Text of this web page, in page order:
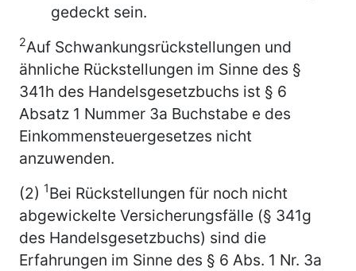
gedeckt sein.
2Auf Schwankungsrückstellungen und
ähnliche Rückstellungen im Sinne des §
341h des Handelsgesetzbuchs ist § 6
Absatz 1 Nummer 3a Buchstabe e des
Einkommensteuergesetzes nicht
anzuwenden.
(2) 1Bei Rückstellungen für noch nicht
abgewickelte Versicherungsfälle (§ 341g
des Handelsgesetzbuchs) sind die
Erfahrungen im Sinne des § 6 Abs. 1 Nr. 3a